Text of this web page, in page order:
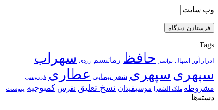
وب‌ سایت
Tags
ادرار آور اسهال بواسیر حافظ رماتیسم زردی سهراب
سپهری سپهری شعر نیمایی عطاری فردوسی
مشروطه ملک الشعرا موسیقیدان نسخ تعلیق نقرس کمبوجیه یبوست
دسته‌ها